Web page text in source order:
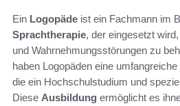
Ein Logopäde ist ein Fachmann im
Sprachtherapie, der eingesetzt
und Wahrnehmungsstörungen zu
haben Logopäden eine umfangreiche
die ein Hochschulstudium und
Diese Ausbildung ermöglicht es